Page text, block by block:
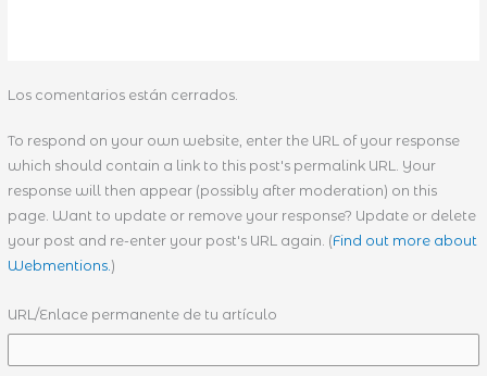
Los comentarios están cerrados.
To respond on your own website, enter the URL of your response
which should contain a link to this post's permalink URL. Your
response will then appear (possibly after moderation) on this
page. Want to update or remove your response? Update or delete
your post and re-enter your post's URL again. (Find out more about
Webmentions. )
URL/Enlace permanente de tu artículo